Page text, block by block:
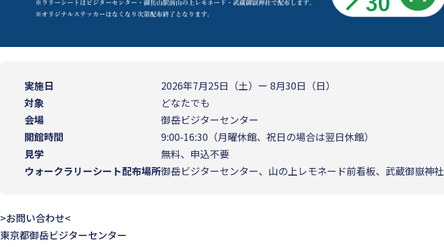
実施日
2026年7月25日（土）ー 8月30日（日）
対象
どなたでも
会場
御岳ビジターセンター
開館時間
9:00-16:30（月曜休館、祝日の場合は翌日休館）
見学
無料、申込不要
ウォークラリーシート配布場所御岳ビジターセンター、山の上レモネード前看板、武蔵御嶽神社
>お問い合わせ<
東京都御岳ビジターセンター